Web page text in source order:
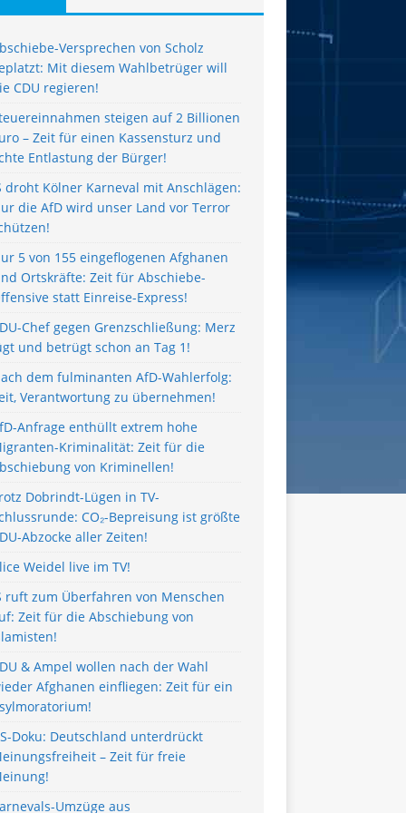
Versprechen von Scholz
Mit diesem Wahlbetrüger will
CDU regieren!
steigen auf 2 Billionen
– Zeit für einen Kassensturz und
Entlastung der Bürger!
droht Kölner Karneval mit Anschlägen:
die AfD wird unser Land vor Terror
5 von 155 eingeflogenen Afghanen
Ortskräfte: Zeit für Abschiebe-
statt Einreise-Express!
Chef gegen Grenzschließung: Merz
und betrügt schon an Tag 1!
dem fulminanten AfD-Wahlerfolg:
Verantwortung zu übernehmen!
Anfrage enthüllt extrem hohe
Kriminalität: Zeit für die
von Kriminellen!
Dobrindt-Lügen in TV-
CO₂-Bepreisung ist größte
Abzocke aller Zeiten!
Weidel live im TV!
ruft zum Überfahren von Menschen
Zeit für die Abschiebung von
& Ampel wollen nach der Wahl
Afghanen einfliegen: Zeit für ein
Doku: Deutschland unterdrückt
– Zeit für freie
Umzüge aus